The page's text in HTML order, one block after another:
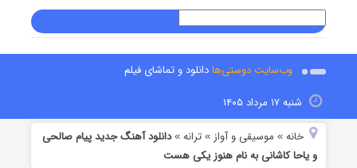
وب‌سایت دوستی‌هادانلود و تماشای فیلم
شنبه ۱۷ مرداد ۱۴۰۵
خانه » موسیقی و آواز »ترانه »دانلود آهنگ جدید پیام صالحی
و یاحا کاشانی به نام هنوز یکی هست